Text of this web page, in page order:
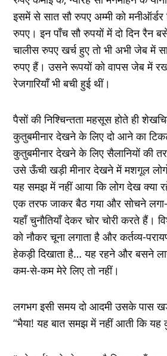
इसमें से सात सौ रुपए अम्मी को मनीऑर्डर
रुपए। इन पाँच सौ रुपयों में दो दिन रैन
चालीस रुपए खर्च हुए तो भी अभी जेब में
रुपए हैं। उसने रूपयों को वापस जेब में
रेजगारियाँ भी बची हुई थीं।
पैसों की निश्चिन्तता महसूस होते ही
कुतुबमीनार देखने के लिए दो आने का
कुतुबमीनार देखने के लिए सैलानियों की
उसे ऊँची खड़ी मीनार देखने में मशगूल
यह समझ में नहीं आया कि लोग देख क्या
एक तरफ जाकर बैठ गया और सोचने
यहाँ चुनौतियाँ देकर चोर चोरी करते हैं।
को नौकर चूना लगाता है और कर्तव्य-
हेकड़ी दिखाता है… यह रहने और बसने
कम-से-कम मेरे लिए तो नहीं।
लगभग इसी समय दो आदमी उसके पास
“भैया! यह बात समझ में नहीं आती कि यह